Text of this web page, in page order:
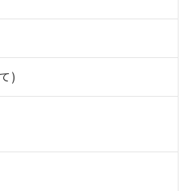
)
売ネットワーク
」をご確認くだ
なく第三者に漏洩または開示し
利用いただくには、I-Webメン
引・商談に必要な範囲で利用す
ことがあります。
。
: 1000ppm、 BBP(フタル酸ブチルベンジル
あることを示します。
漏えいし、環境に深刻な影響を
ださい。
記1、2および3の内容を当該第
違法に輸出するおそれがある場
のお取引先、またはお客様担当
)
ていない機種